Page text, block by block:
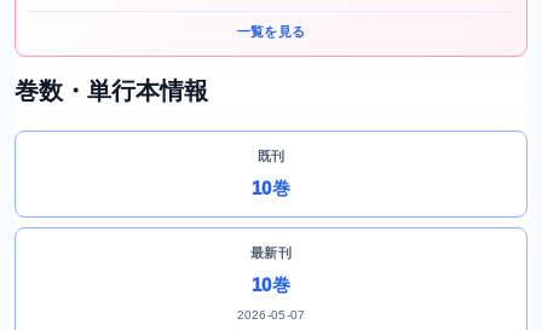
一覧を見る
巻数・単行本情報
既刊
10巻
最新刊
10巻
2026-05-07